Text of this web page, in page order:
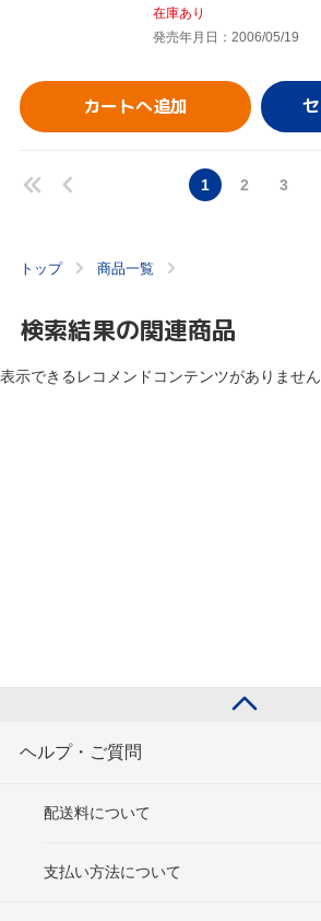
在庫あり
発売年月日：2006/05/19
カートへ追加
1 2 3
トップ 商品一覧
検索結果の関連商品
表示できるレコメンドコンテンツがありません
ヘルプ・ご質問
配送料について
支払い方法について